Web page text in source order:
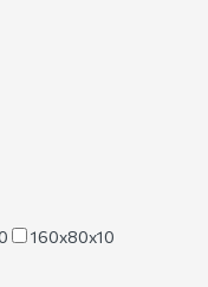
160х80х10